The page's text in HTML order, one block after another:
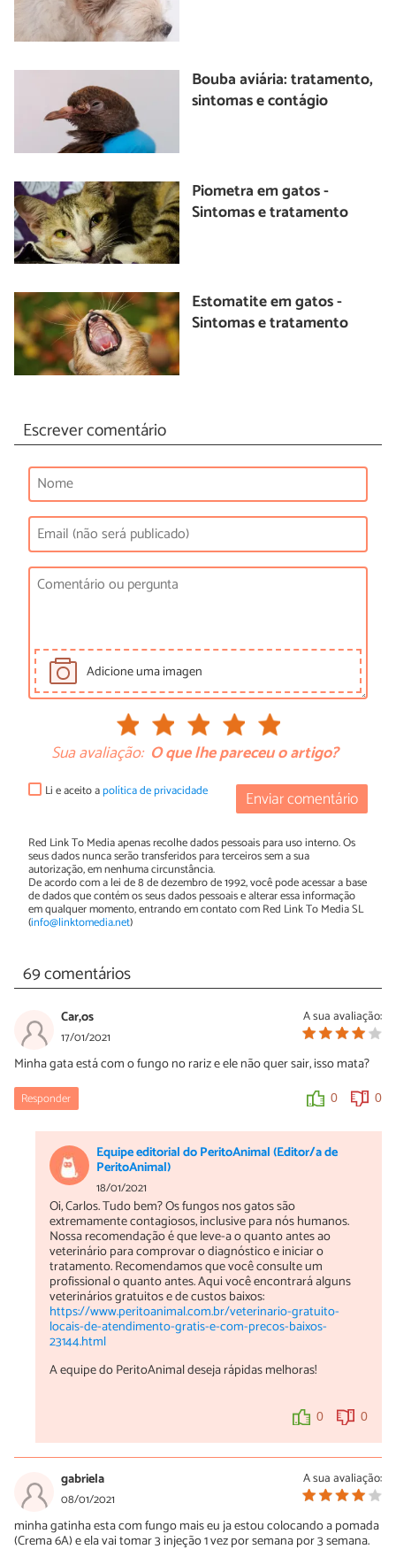
Bouba aviária: tratamento,
sintomas e contágio
Piometra em gatos -
Sintomas e tratamento
Estomatite em gatos -
Sintomas e tratamento
Escrever comentário
Adicione uma imagen
Sua avaliação: O que lhe pareceu o artigo?
Enviar comentário
Li e aceito apolítica de privacidade
Red Link To Media apenas recolhe dados pessoais para uso interno. Os
seus dados nunca serão transferidos para terceiros sem a sua
autorização, em nenhuma circunstância.
De acordo com a lei de 8 de dezembro de 1992, você pode acessar a base
de dados que contém os seus dados pessoais e alterar essa informação
em qualquer momento, entrando em contato com Red Link To Media SL
(info@linktomedia.net)
69 comentários
A sua avaliação:
Car,os
17/01/2021
Minha gata está com o fungo no rariz e ele não quer sair, isso mata?
Responder 0 0
Equipe editorial do PeritoAnimal (Editor/a de
PeritoAnimal)
18/01/2021
Oi, Carlos. Tudo bem? Os fungos nos gatos são
extremamente contagiosos, inclusive para nós humanos.
Nossa recomendação é que leve-a o quanto antes ao
veterinário para comprovar o diagnóstico e iniciar o
tratamento. Recomendamos que você consulte um
profissional o quanto antes. Aqui você encontrará alguns
veterinários gratuitos e de custos baixos:
https://www.peritoanimal.com.br/veterinario-gratuito-
locais-de-atendimento-gratis-e-com-precos-baixos-
23144.html
A equipe do PeritoAnimal deseja rápidas melhoras!
0 0
A sua avaliação:
gabriela
08/01/2021
minha gatinha esta com fungo mais eu ja estou colocando a pomada
(Crema 6A) e ela vai tomar 3 injeção 1 vez por semana por 3 semana.